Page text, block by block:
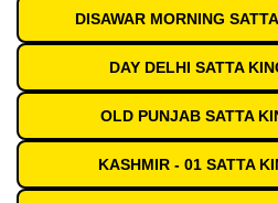
DISAWAR MORNING
DAY DELHI SATTA
OLD PUNJAB SATTA
KASHMIR - 01 SATTA